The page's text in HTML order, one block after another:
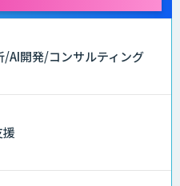
/AI開発/コンサルティング